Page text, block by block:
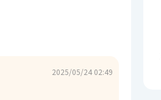
2025/05/24 02:49